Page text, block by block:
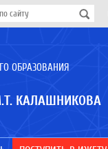
ОБРАЗОВАНИЯ
КАЛАШНИКОВА